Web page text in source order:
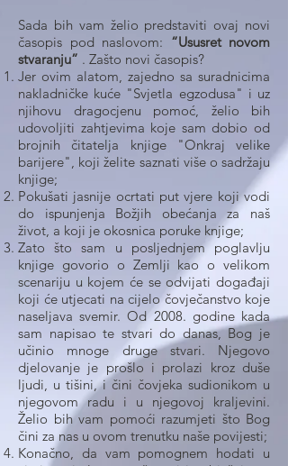
Sada bih vam želio predstaviti ovaj novi
časopis pod naslovom: “Ususret novom
stvaranju” . Zašto novi časopis?
Jer ovim alatom, zajedno sa suradnicima
nakladničke kuće "Svjetla egzodusa" i uz
njihovu dragocjenu pomoć, želio bih
udovoljiti zahtjevima koje sam dobio od
brojnih čitatelja knjige "Onkraj velike
barijere", koji želite saznati više o sadržaju
knjige;
Pokušati jasnije ocrtati put vjere koji vodi
do ispunjenja Božjih obećanja za naš
život, a koji je okosnica poruke knjige;
Zato što sam u posljednjem poglavlju
knjige govorio o Zemlji kao o velikom
scenariju u kojem će se odvijati događaji
koji će utjecati na cijelo čovječanstvo koje
naseljava svemir. Od 2008. godine kada
sam napisao te stvari do danas, Bog je
učinio mnoge druge stvari. Njegovo
djelovanje je prošlo i prolazi kroz duše
ljudi, u tišini, i čini čovjeka sudionikom u
njegovom radu i u njegovoj kraljevini.
Želio bih vam pomoći razumjeti što Bog
čini za nas u ovom trenutku naše povijesti;
Konačno, da vam pomognem hodati u